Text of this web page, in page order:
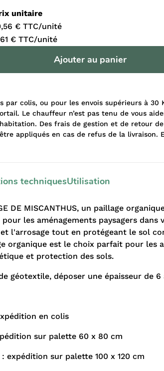
unitaire
€ TTC/unité
€ TTC/unité
Ajouter au panier
par colis, ou pour les envois supérieurs à 30
Le chauffeur n’est pas tenu de vous
Des frais de gestion et de retour
appliqués en cas de refus de la livraison.
techniquesUtilisation
DE MISCANTHUS, un paillage
les aménagements paysagers
l'arrosage tout en protégeant le sol
organique est le choix parfait pour les
et protection des sols.
géotextile, déposer une épaisseur de
en colis
sur palette 60 x 80 cm
expédition sur palette 100 x 120 cm